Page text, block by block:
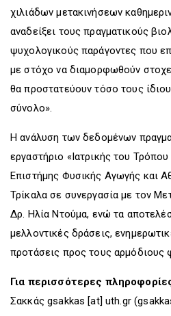
χιλιάδων μετακινήσεων
αναδείξει τους πραγματικούς
ψυχολογικούς παράγοντες που
με στόχο να διαμορφωθούν
θα προστατεύουν τόσο τους
σύνολο».
Η ανάλυση των δεδομένων
εργαστήριο «Ιατρικής του
Επιστήμης Φυσικής Αγωγής και
Τρίκαλα σε συνεργασία με τον
Δρ. Ηλία Ντούμα, ενώ τα
μελλοντικές δράσεις,
προτάσεις προς τους αρμόδιους
Για περισσότερες
Σακκάςgsakkas [at]uth.gr